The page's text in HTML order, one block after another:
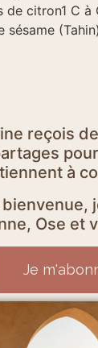
de citron1 C
sésame
reçois
à
Ose et
Je